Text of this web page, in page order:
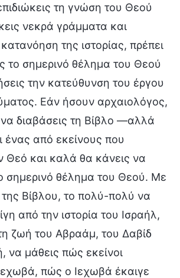
τη γνώση του Θεού
νεκρά γράμματα και
της ιστορίας, πρέπει
το σημερινό θέλημα του Θεού
την κατεύθυνση του έργου
Εάν ήσουν αρχαιολόγος,
διαβάσεις τη Βίβλο —αλλά
ένας από εκείνους που
Θεό και καλά θα κάνεις να
σημερινό θέλημα του Θεού. Με
Βίβλου, το πολύ-πολύ να
από την ιστορία του Ισραήλ,
ζωή του Αβραάμ, του Δαβίδ
να μάθεις πώς εκείνοι
πώς ο Ιεχωβά έκαιγε